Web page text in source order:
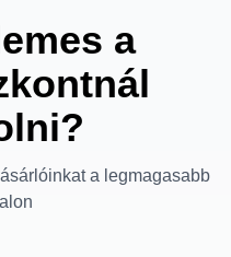
a
a legmagasabb